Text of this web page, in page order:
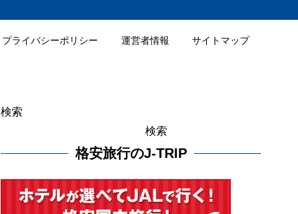
プライバシーポリシー 運営者情報 サイトマップ
検索
検索
格安旅行のJ-TRIP